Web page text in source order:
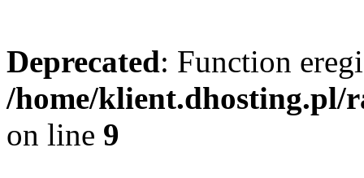
Deprecated: Function
/home/klient.dhosting.pl/
on line 9